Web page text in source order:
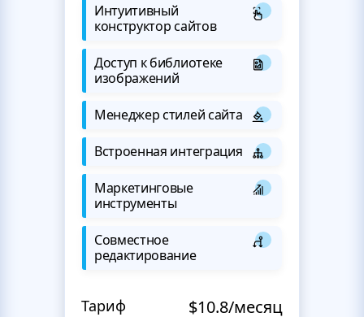
Интуитивный
конструктор сайтов
Доступ к библиотеке
изображений
Менеджер стилей сайта
Встроенная интеграция
Маркетинговые
инструменты
Совместное
редактирование
Тариф $10.8/месяц